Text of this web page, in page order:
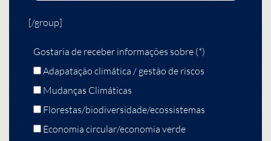
[/group]
Gostaria de receber informações sobre (*)
Adapatação climática / gestão de riscos
Mudanças Climáticas
Florestas/biodiversidade/ecossistemas
Economia circular/economia verde